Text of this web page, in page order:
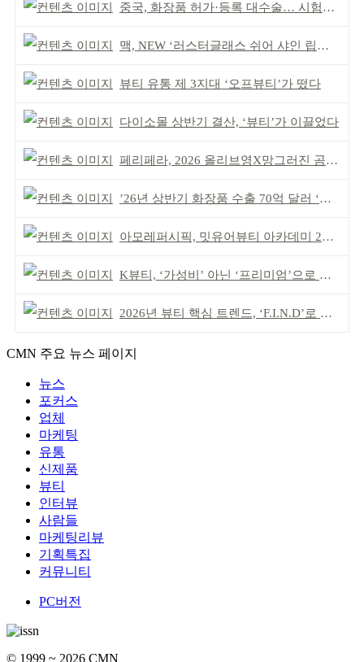
중국, 화장품 허가·등록 대수술… 시험자료 공용 허용
맥, NEW ‘러스터글래스 쉬어 샤인 립스틱’ 출시
뷰티 유통 제 3지대 ‘오프뷰티’가 떴다
다이소몰 상반기 결산, ‘뷰티’가 이끌었다
페리페라, 2026 올리브영X망그러진 곰 콜라보
’26년 상반기 화장품 수출 70억 달러 ‘역대 최고’
아모레퍼시픽, 밋유어뷰티 아카데미 2기 발대식
K뷰티, ‘가성비’ 아닌 ‘프리미엄’으로 승부걸어야
2026년 뷰티 핵심 트렌드, ‘F.I.N.D’로 읽는다
CMN 주요 뉴스 페이지
뉴스
포커스
업체
마케팅
유통
신제품
뷰티
인터뷰
사람들
마케팅리뷰
기획특집
커뮤니티
PC버전
© 1999 ~ 2026 CMN